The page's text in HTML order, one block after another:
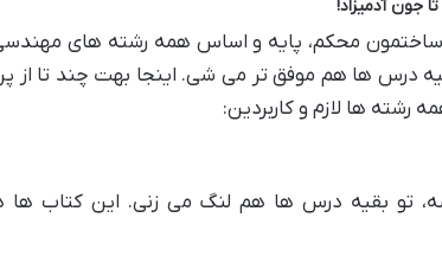
جون آدمیزاد!
محکم، پایه و اساس همه رشته های
درس ها هم موفق تر می شی. اینجا بهت چند تا از
ها لازم و کاربردین:
تو بقیه درس ها هم لنگ می زنی. این کتاب